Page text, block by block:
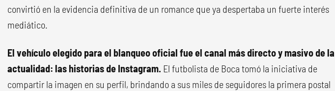
convirtió en la evidencia definitiva de un romance que ya despertaba un fuerte interés
mediático.
El vehículo elegido para el blanqueo oficial fue el canal más directo y masivo de la
actualidad: las historias de Instagram. El futbolista de Boca tomó la iniciativa de
compartir la imagen en su perfil, brindando a sus miles de seguidores la primera postal